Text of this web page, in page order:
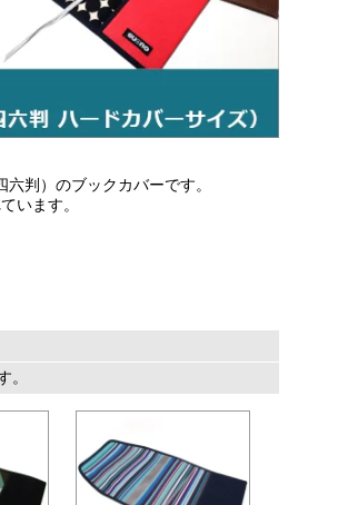
判）のブックカバーです。
います。
。